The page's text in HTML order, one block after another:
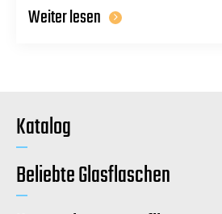
Weiter lesen
Katalog
Beliebte Glasflaschen